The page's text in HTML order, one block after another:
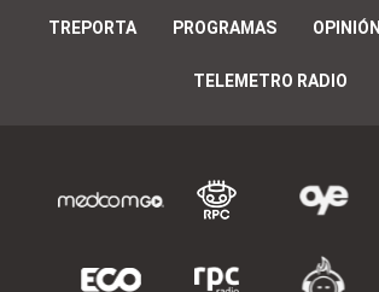
TREPORTA PROGRAMAS OPINIÓN
TELEMETRO RADIO